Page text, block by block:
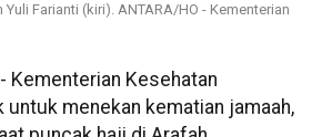
Farianti (kiri). ANTARA/HO - Kementerian
Kementerian Kesehatan
untuk menekan kematian jamaah,